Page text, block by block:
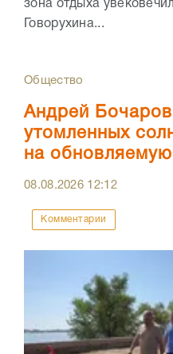
зона отдыха
Говорухина...
Общество
Андрей
утомленных
на
08.08.2026 12:12
Комментарии